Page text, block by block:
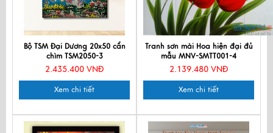
Bộ TSM Đại Dương 20x50 cẩn
chìm TSM2050-3
2.435.400 VNĐ
Xem chi tiết
Tranh sơn mài Hoa hiện đại đủ
mẫu MNV-SMTT001-4
2.139.480 VNĐ
Xem chi tiết